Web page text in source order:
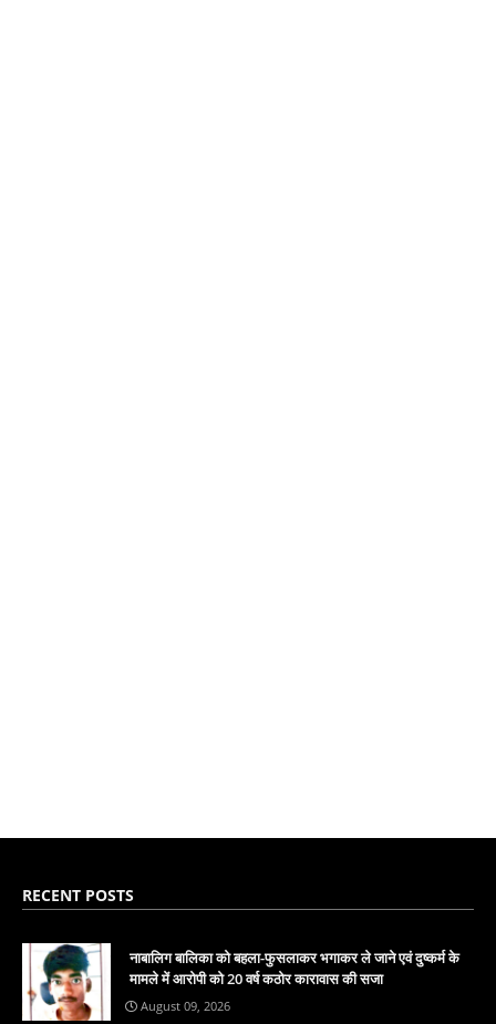
RECENT POSTS
नाबालिग बालिका को बहला-फुसलाकर भगाकर ले जाने एवं दुष्कर्म के
मामले में आरोपी को 20 वर्ष कठोर कारावास की सजा
August 09, 2026